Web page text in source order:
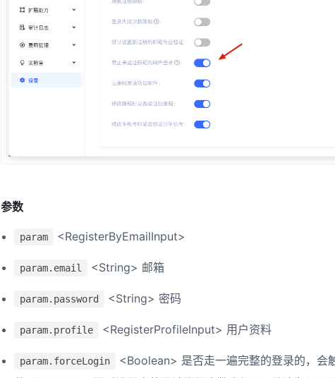
参数
param <RegisterByEmailInput>
param.email <String> 邮箱
param.password <String> 密码
param.profile <RegisterProfileInput> 用户资料
param.forceLogin
<Boolean> 是否走一遍完整的登录的，